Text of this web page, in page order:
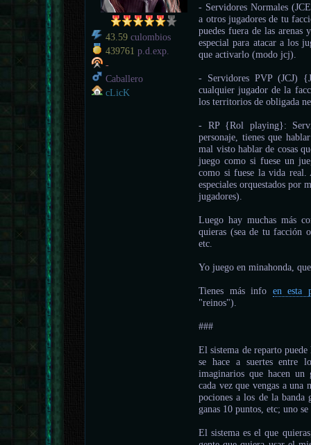
43.59 culombios
439761 p.d.exp.
-
Caballero
cLicK
- Servidores Normales
a otros jugadores de tu
puedes fuera de las
especial para atacar a los
que activarlo (modo jcj).
- Servidores PVP (JCJ)
cualquier jugador de la
los territorios de obligada
- RP {Rol playing}:
personaje, tienes que
mal visto hablar de cosas
juego como si fuese un
como si fuese la vida real.
especiales orquestados por
jugadores).
Luego hay muchas más
quieras (sea de tu facción
etc.
Yo juego en minahonda,
Tienes más info en esta
"reinos").
###
El sistema de reparto
se hace a suertes entre
imaginarios que hacen un
cada vez que vengas a una
pociones a los de la banda
ganas 10 puntos, etc; uno
El sistema es el que